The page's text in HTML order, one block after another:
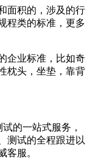
面积的，涉及的行
程类的标准，更多
企业标准，比如奇
枕头，坐垫，靠背
的一站式服务，
测试的全程跟进以
客服。